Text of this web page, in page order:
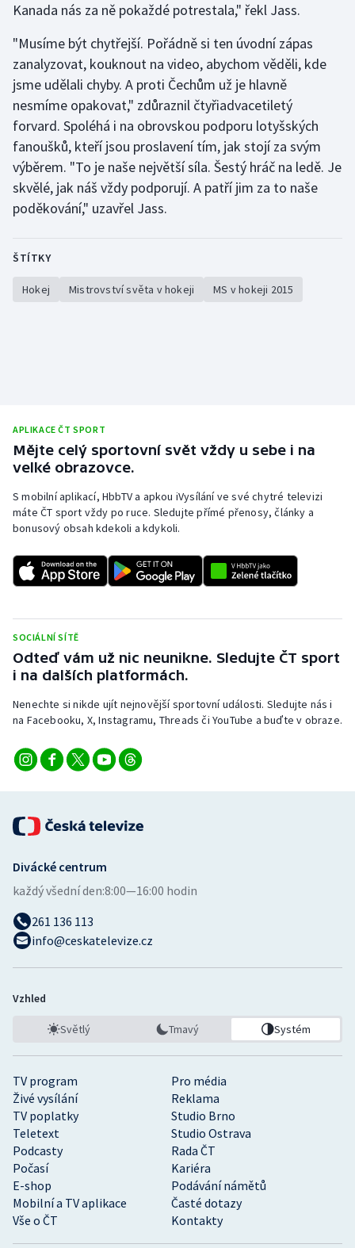
Kanada nás za ně pokaždé potrestala," řekl Jass.
"Musíme být chytřejší. Pořádně si ten úvodní zápas
zanalyzovat, kouknout na video, abychom věděli, kde
jsme udělali chyby. A proti Čechům už je hlavně
nesmíme opakovat," zdůraznil čtyřiadvacetiletý
forvard. Spoléhá i na obrovskou podporu lotyšských
fanoušků, kteří jsou proslavení tím, jak stojí za svým
výběrem. "To je naše největší síla. Šestý hráč na ledě. Je
skvělé, jak náš vždy podporují. A patří jim za to naše
poděkování," uzavřel Jass.
ŠTÍTKY
Hokej Mistrovství světa v hokeji MS v hokeji 2015
APLIKACE ČT SPORT
Mějte celý sportovní svět vždy u sebe i na
velké obrazovce.
S mobilní aplikací, HbbTV a apkou iVysílání ve své chytré televizi
máte ČT sport vždy po ruce. Sledujte přímé přenosy, články a
bonusový obsah kdekoli a kdykoli.
SOCIÁLNÍ SÍTĚ
Odteď vám už nic neunikne. Sledujte ČT sport
i na dalších platformách.
Nenechte si nikde ujít nejnovější sportovní události. Sledujte nás i
na Facebooku, X, Instagramu, Threads či YouTube a buďte v obraze.
TV program
Pro média
Živé vysílání
Reklama
TV poplatky
Studio Brno
Teletext
Studio Ostrava
Podcasty
Rada ČT
Počasí
Kariéra
E-shop
Podávání námětů
Mobilní a TV aplikace
Časté dotazy
Vše o ČT
Kontakty
Divácké centrum
každý všední den:8:00—16:00 hodin
261 136 113
info@ceskatelevize.cz
Vzhled
Světlý Tmavý Systém